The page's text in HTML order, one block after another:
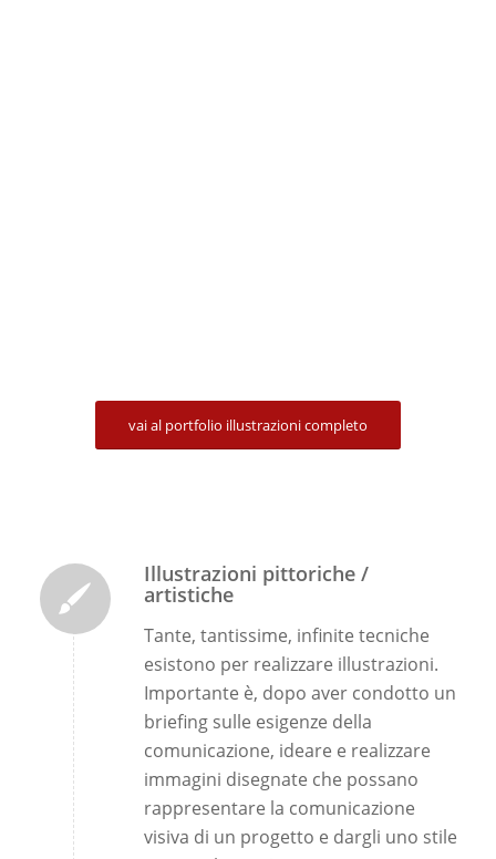
vai al portfolio illustrazioni completo
Illustrazioni pittoriche /
artistiche
Tante, tantissime, infinite tecniche
esistono per realizzare illustrazioni.
Importante è, dopo aver condotto un
briefing sulle esigenze della
comunicazione, ideare e realizzare
immagini disegnate che possano
rappresentare la comunicazione
visiva di un progetto e dargli uno stile